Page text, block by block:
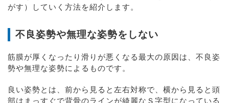
がす）していく方法を紹介します。
不良姿勢や無理な姿勢をしない
筋膜が厚くなったり滑りが悪くなる最大の原因は、不良姿
勢や無理な姿勢によるものです。
良い姿勢とは、前から見ると左右対称で、横から見ると頭
部はまっすぐで背骨のラインが綺麗なＳ字型になっている